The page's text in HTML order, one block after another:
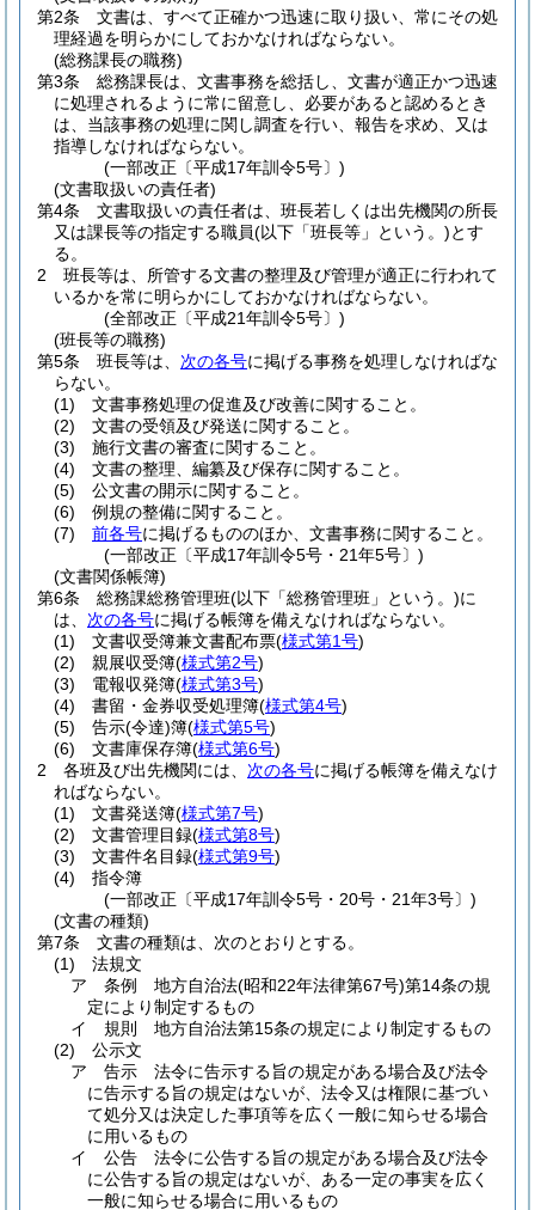
第2条
文書は、すべて正確かつ迅速に取り扱い、常にその処
理経過を明らかにしておかなければならない。
(総務課長の職務)
第3条
総務課長は、文書事務を総括し、文書が適正かつ迅速
に処理されるように常に留意し、必要があると認めるとき
は、当該事務の処理に関し調査を行い、報告を求め、又は
指導しなければならない。
(一部改正〔平成17年訓令5号〕)
(文書取扱いの責任者)
第4条
文書取扱いの責任者は、班長若しくは出先機関の所長
又は課長等の指定する職員(以下「班長等」という。)とす
る。
2
班長等は、所管する文書の整理及び管理が適正に行われて
いるかを常に明らかにしておかなければならない。
(全部改正〔平成21年訓令5号〕)
(班長等の職務)
第5条
班長等は、 次の各号に掲げる事務を処理しなければな
らない。
(1)
文書事務処理の促進及び改善に関すること。
(2)
文書の受領及び発送に関すること。
(3)
施行文書の審査に関すること。
(4)
文書の整理、編纂及び保存に関すること。
(5)
公文書の開示に関すること。
(6)
例規の整備に関すること。
(7)
前各号に掲げるもののほか、文書事務に関すること。
(一部改正〔平成17年訓令5号・21年5号〕)
(文書関係帳簿)
第6条
総務課総務管理班(以下「総務管理班」という。)に
は、 次の各号に掲げる帳簿を備えなければならない。
(1)
文書収受簿兼文書配布票(様式第1号)
(2)
親展収受簿(様式第2号)
(3)
電報収発簿(様式第3号)
(4)
書留・金券収受処理簿(様式第4号)
(5)
告示(令達)簿(様式第5号)
(6)
文書庫保存簿(様式第6号)
2
各班及び出先機関には、 次の各号に掲げる帳簿を備えなけ
ればならない。
(1)
文書発送簿(様式第7号)
(2)
文書管理目録(様式第8号)
(3)
文書件名目録(様式第9号)
(4)
指令簿
(一部改正〔平成17年訓令5号・20号・21年3号〕)
(文書の種類)
第7条
文書の種類は、次のとおりとする。
(1)
法規文
ア
条例 地方自治法(昭和22年法律第67号)第14条の規
定により制定するもの
イ
規則 地方自治法第15条の規定により制定するもの
(2)
公示文
ア
告示 法令に告示する旨の規定がある場合及び法令
に告示する旨の規定はないが、法令又は権限に基づい
て処分又は決定した事項等を広く一般に知らせる場合
に用いるもの
イ
公告 法令に公告する旨の規定がある場合及び法令
に公告する旨の規定はないが、ある一定の事実を広く
一般に知らせる場合に用いるもの